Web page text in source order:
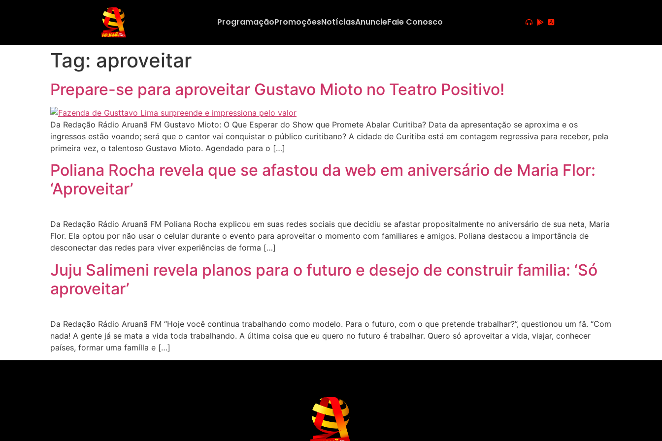
ProgramaçãoPromoçõesNotíciasAnuncieFale Conosco
Tag: aproveitar
Prepare-se para aproveitar Gustavo Mioto no Teatro Positivo!
Da Redação Rádio Aruanã FM Gustavo Mioto: O Que Esperar do Show que Promete Abalar Curitiba? Data da apresentação se aproxima e os
ingressos estão voando; será que o cantor vai conquistar o público curitibano? A cidade de Curitiba está em contagem regressiva para receber, pela
primeira vez, o talentoso Gustavo Mioto. Agendado para o […]
Poliana Rocha revela que se afastou da web em aniversário de Maria Flor:
‘Aproveitar’
Da Redação Rádio Aruanã FM Poliana Rocha explicou em suas redes sociais que decidiu se afastar propositalmente no aniversário de sua neta, Maria
Flor. Ela optou por não usar o celular durante o evento para aproveitar o momento com familiares e amigos. Poliana destacou a importância de
desconectar das redes para viver experiências de forma […]
Juju Salimeni revela planos para o futuro e desejo de construir familia: ‘Só
aproveitar’
Da Redação Rádio Aruanã FM “Hoje você continua trabalhando como modelo. Para o futuro, com o que pretende trabalhar?”, questionou um fã. “Com
nada! A gente já se mata a vida toda trabalhando. A última coisa que eu quero no futuro é trabalhar. Quero só aproveitar a vida, viajar, conhecer
países, formar uma famílla e […]